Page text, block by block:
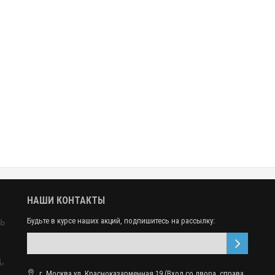
НАШИ КОНТАКТЫ
Будьте в курсе наших акций, подпишитесь на рассылку: